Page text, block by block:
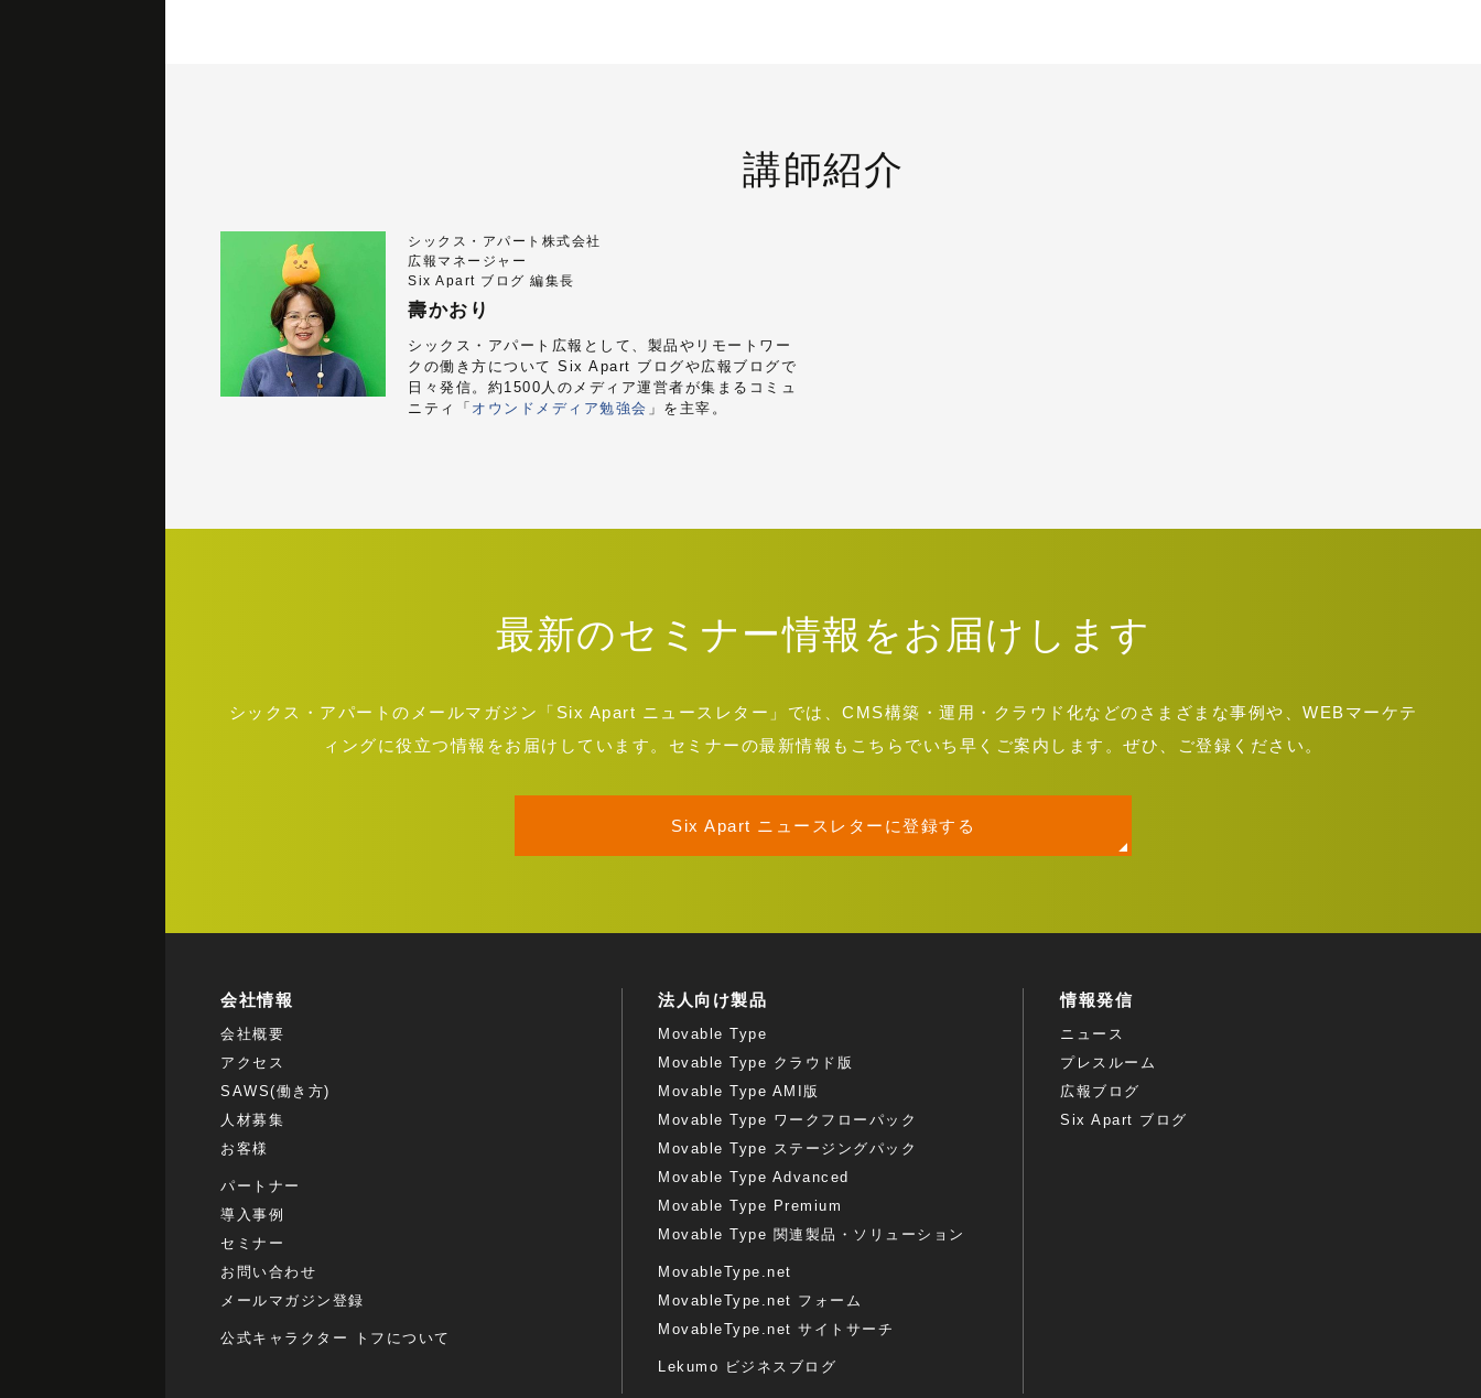
講師紹介
シックス・アパート株式会社
広報マネージャー
Six Apart ブログ 編集長
壽かおり
シックス・アパート広報として、製品やリモートワー
クの働き方について Six Apart ブログや広報ブログで
日々発信。約1500人のメディア運営者が集まるコミュ
ニティ「 オウンドメディア勉強会 」を主宰。
最新のセミナー情報をお届けします
シックス・アパートのメールマガジン「Six Apart ニュースレター」では、CMS構築・運用・クラウド化などのさまざまな事例や、WEBマーケテ
ィングに役立つ情報をお届けしています。セミナーの最新情報もこちらでいち早くご案内します。ぜひ、ご登録ください。
Six Apart ニュースレターに登録する
会社情報
会社概要
アクセス
SAWS(働き方)
人材募集
お客様
パートナー
導入事例
セミナー
お問い合わせ
メールマガジン登録
公式キャラクター トフについて
法人向け製品
Movable Type
Movable Type クラウド版
Movable Type AMI版
Movable Type ワークフローパック
Movable Type ステージングパック
Movable Type Advanced
Movable Type Premium
Movable Type 関連製品・ソリューション
MovableType.net
MovableType.net フォーム
MovableType.net サイトサーチ
Lekumo ビジネスブログ
情報発信
ニュース
プレスルーム
広報ブログ
Six Apart ブログ